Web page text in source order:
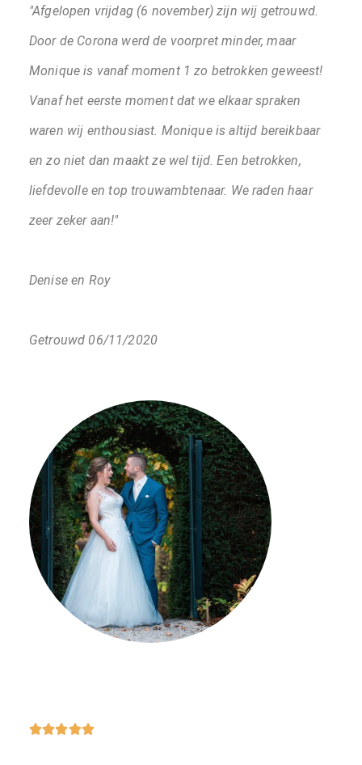
"Afgelopen vrijdag (6 november) zijn wij getrouwd.
Door de Corona werd de voorpret minder, maar
Monique is vanaf moment 1 zo betrokken geweest!
Vanaf het eerste moment dat we elkaar spraken
waren wij enthousiast. Monique is altijd bereikbaar
en zo niet dan maakt ze wel tijd. Een betrokken,
liefdevolle en top trouwambtenaar. We raden haar
zeer zeker aan!"
Denise en Roy
Getrouwd 06/11/2020
